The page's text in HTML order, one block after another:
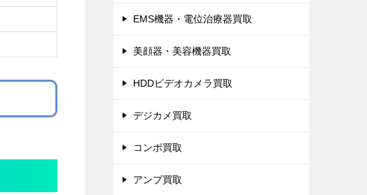
EMS機器・電位治療器買取
美顔器・美容機器買取
HDDビデオカメラ買取
デジカメ買取
コンポ買取
アンプ買取